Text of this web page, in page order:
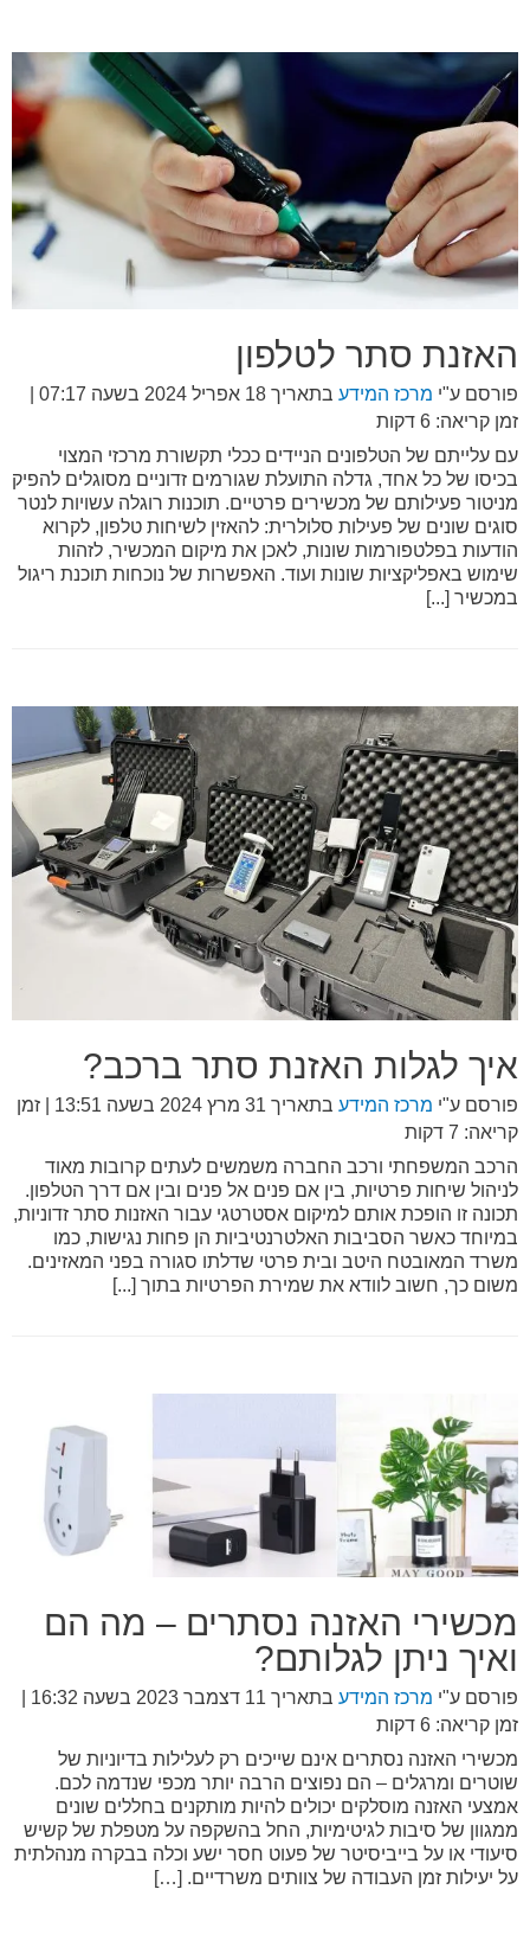
האזנת סתר לטלפון
פורסם ע"י מרכז המידע בתאריך 18 אפריל 2024 בשעה 07:17
זמן קריאה: 6 דקות
עם עלייתם של הטלפונים הניידים ככלי תקשורת מרכזי המצוי
בכיסו של כל אחד, גדלה התועלת שגורמים זדוניים מסוגלים להפיק
מניטור פעילותם של מכשירים פרטיים. תוכנות רוגלה עשויות לנטר
סוגים שונים של פעילות סלולרית: להאזין לשיחות טלפון, לקרוא
הודעות בפלטפורמות שונות, לאכן את מיקום המכשיר, לזהות
שימוש באפליקציות שונות ועוד. האפשרות של נוכחות תוכנת ריגול
במכשיר [...]
איך לגלות האזנת סתר ברכב?
פורסם ע"י מרכז המידע בתאריך 31 מרץ 2024 בשעה 13:51
| זמן
קריאה: 7 דקות
הרכב המשפחתי ורכב החברה משמשים לעתים קרובות מאוד
לניהול שיחות פרטיות, בין אם פנים אל פנים ובין אם דרך הטלפון.
תכונה זו הופכת אותם למיקום אסטרטגי עבור האזנות סתר זדוניות,
במיוחד כאשר הסביבות האלטרנטיביות הן פחות נגישות, כמו
משרד המאובטח היטב ובית פרטי שדלתו סגורה בפני המאזינים.
משום כך, חשוב לוודא את שמירת הפרטיות בתוך [...]
מכשירי האזנה נסתרים – מה הם
ואיך ניתן לגלותם?
פורסם ע"י מרכז המידע בתאריך 11 דצמבר 2023 בשעה 16:32
זמן קריאה: 6 דקות
מכשירי האזנה נסתרים אינם שייכים רק לעלילות בדיוניות של
שוטרים ומרגלים – הם נפוצים הרבה יותר מכפי שנדמה לכם.
אמצעי האזנה מוסלקים יכולים להיות מותקנים בחללים שונים
ממגוון של סיבות לגיטימיות, החל בהשקפה על מטפלת של קשיש
סיעודי או על בייביסיטר של פעוט חסר ישע וכלה בבקרה מנהלתית
על יעילות זמן העבודה של צוותים משרדיים. […]